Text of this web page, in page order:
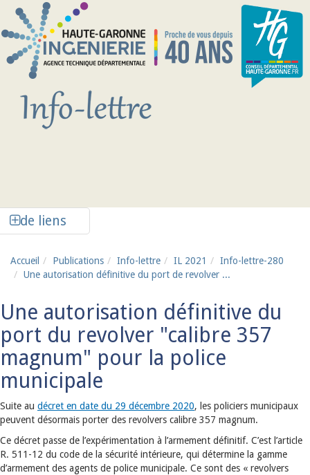
Aller au contenu principal
de liens
Accueil Publications Info-lettre IL 2021
Info-lettre-280
Une autorisation définitive du port de revolver ...
Une autorisation définitive du
port du revolver "calibre 357
magnum" pour la police
municipale
Suite au décret en date du 29 décembre 2020, les policiers municipaux
peuvent désormais porter des revolvers calibre 357 magnum.
Ce décret passe de l’expérimentation à l’armement définitif. C’est l’article
R. 511-12 du code de la sécurité intérieure, qui détermine la gamme
d’armement des agents de police municipale. Ce sont des « revolvers